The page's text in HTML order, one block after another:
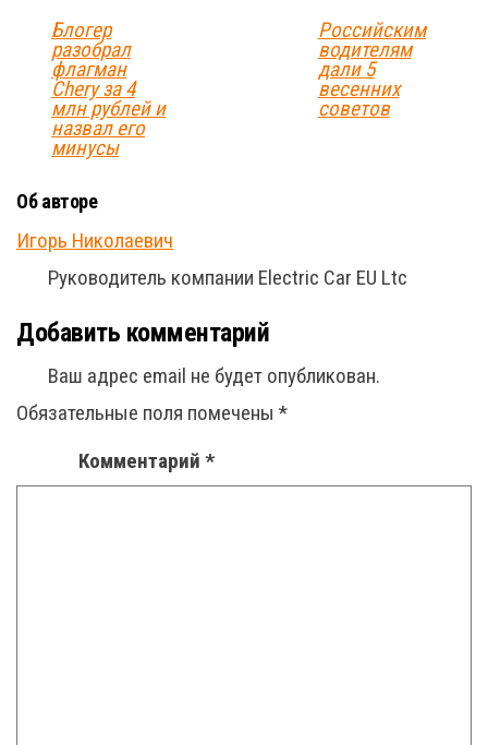
Блогер
разобрал
флагман
Chery за 4
млн рублей и
назвал его
минусы
Российским
водителям
дали 5
весенних
советов
Об авторе
Игорь Николаевич
Руководитель компании Electric Car EU Ltc
Добавить комментарий
Ваш адрес email не будет опубликован.
Обязательные поля помечены *
Комментарий *